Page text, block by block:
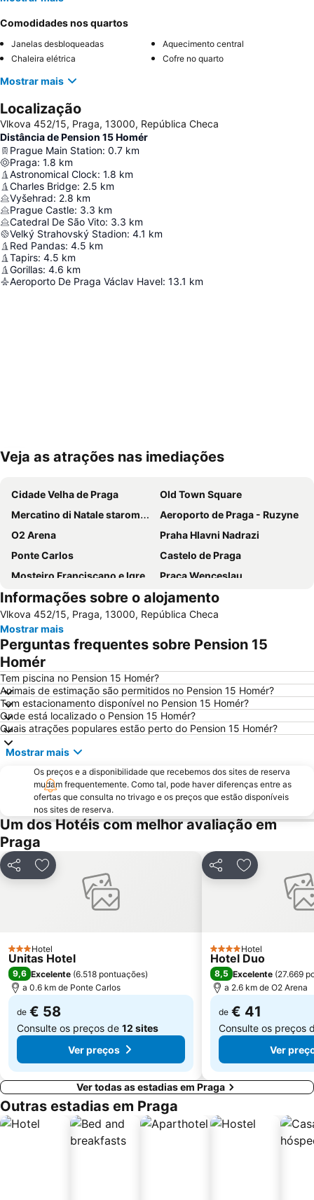
Comodidades nos quartos
Janelas desbloqueadas
Aquecimento central
Chaleira elétrica
Cofre no quarto
Mostrar mais
Localização
Vlkova 452/15, Praga, 13000, República Checa
Distância de Pension 15 Homér
Prague Main Station: 0.7 km
Praga: 1.8 km
Astronomical Clock: 1.8 km
Charles Bridge: 2.5 km
Vyšehrad: 2.8 km
Prague Castle: 3.3 km
Catedral De São Vito: 3.3 km
Velký Strahovský Stadion: 4.1 km
Red Pandas: 4.5 km
Tapirs: 4.5 km
Gorillas: 4.6 km
Aeroporto De Praga Václav Havel: 13.1 km
Ampliar mapa
Veja as atrações nas imediações
Cidade Velha de Praga
Old Town Square
Mercatino di Natale staromestske namest
Aeroporto de Praga - Ruzyne
O2 Arena
Praha Hlavni Nadrazi
Ponte Carlos
Castelo de Praga
Mosteiro Franciscano e Igreja de São Tiago Maior
Praça Wenceslau
Holešovice
Relógio Astronômico
Catedral San Vito
Cemitério Judeu de Praga
Florenc Bus Terminal
Palladium
Parizska
National-Theatre
Kinsky graden
Florenc Metro Station
Museu Nacional
Malostranská Metro Station
Českomoravská Metro Station
Vystaviste Letnany - PVA EXPO
Náměstí Míru Metro Station
Můstek Metro Station
Casa Dançante
Sokol Malá Strana
Torre panorâmica de Petrin
Smíchov railway station
Zličín
Televizní vez Praha - Zizkov
Wow show Prague
Dům U Černé Matky Boží - Muzeum českého kubismu
Prefeitura de Praga
Náměstí Republiky
Staroměstská mostecká věž
Výstaviště Praha - Holešovice
Parque Kampa
Informações sobre o alojamento
Vlkova 452/15, Praga, 13000, República Checa
Mostrar mais
Perguntas frequentes sobre Pension 15
Homér
Tem piscina no Pension 15 Homér?
Animais de estimação são permitidos no Pension 15 Homér?
Tem estacionamento disponível no Pension 15 Homér?
Onde está localizado o Pension 15 Homér?
Quais atrações populares estão perto do Pension 15 Homér?
Mostrar mais
Os preços e a disponibilidade que recebemos dos sites de reserva
mudam frequentemente. Como tal, pode haver diferenças entre as
ofertas que consulta no trivago e os preços que estão disponíveis
nos sites de reserva.
Um dos Hotéis com melhor avaliação em
Praga
PartilharAdicionar aos favoritos
3 Estrelas
Hotel
Unitas Hotel
9,6 Excelente (6.518 pontuações)
a 0.6 km de Ponte Carlos
de € 58
Consulte os preços de 12 sites
Ver preços
PartilharAdicionar
4 Estrelas
Hotel
Hotel Duo
8,5 Excelente (27.669
a 2.6 km de O2 Arena
de € 41
Consulte os preços
Ver
Ver todas as estadias em Praga
Outras estadias em Praga